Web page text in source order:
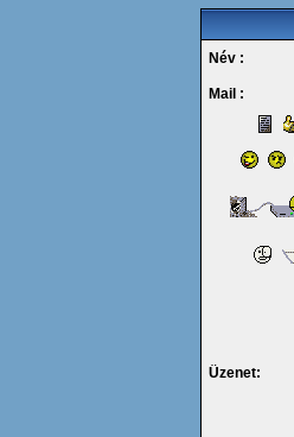
Név :
Mail :
Üzenet: